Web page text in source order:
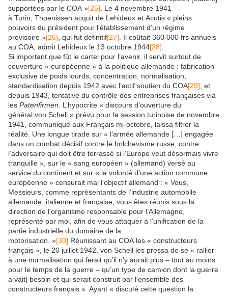
supportées par le COA »[25] . Le 4 novembre 1941
à Turin, Thoenissen acquit de Lehideux et Acutis « pleins
pouvoirs du président pour l’établissement d’un régime
provisoire »[26] , qui fut définitif[27] . Il coûtait 360 000 frs annuels
au COA, admit Lehideux le 13 octobre 1944[28]
Si important que fût le cartel pour l’avenir, il servit surtout de
couverture « européenne » à la politique allemande : fabrication
exclusive de poids lourds, concentration, normalisation,
standardisation depuis 1942 avec l’actif soutien du COA[29] , et
depuis 1943, tentative du contrôle des entreprises françaises via
les Patenfirmen . L’hypocrite « discours d’ouverture du
général von Schell » prévu pour la session turinoise de novembre
1941, communiqué aux Français mi-octobre, laissa filtrer la
réalité. Une longue tirade sur « l’armée allemande […] engagée
dans un combat décisif contre le bolchevisme russe, contre
l’adversaire qui doit être terrassé si l’Europe veut désormais vivre
tranquille », sur le « sang européen » (allemand) versé au
service du continent et sur « la volonté d’une action commune
européenne » censurait mal l’objectif allemand : « Vous,
Messieurs, comme représentants de l’industrie automobile
allemande, italienne et française, vous êtes réunis sous la
direction de l’organisme responsable pour l’Allemagne,
représenté par moi, afin de vous attaquer à l’unification de la
partie industrielle du domaine de la
motorisation. »[30] Réunissant au COA les « constructeurs
français », le 20 juillet 1942, von Schell les pressa de se « rallier
à une normalisation qui ferait qu’il n’y aurait plus – tout au moins
pour le temps de la guerre – qu’un type de camion dont la guerre
a[vait] besoin et qui serait construit par l’ensemble des
constructeurs français ». Ayant « discuté cette question la